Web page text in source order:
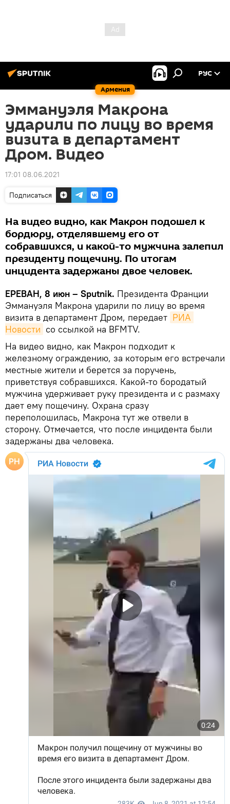
Армения
РУС
Эммануэля Макрона
ударили по лицу во время
визита в департамент
Дром. Видео
17:01 08.06.2021
Подписаться
На видео видно, как Макрон подошел к
бордюру, отделявшему его от
собравшихся, и какой-то мужчина залепил
президенту пощечину. По итогам
инцидента задержаны двое человек.
ЕРЕВАН, 8 июн – Sputnik. Президента Франции
Эммануэля Макрона ударили по лицу во время
визита в департамент Дром, передает РИА
Новости со ссылкой на BFMTV.
На видео видно, как Макрон подходит к
железному ограждению, за которым его встречали
местные жители и берется за поручень,
приветствуя собравшихся. Какой-то бородатый
мужчина удерживает руку президента и с размаху
дает ему пощечину. Охрана сразу
переполошилась, Макрона тут же отвели в
сторону. Отмечается, что после инцидента были
задержаны два человека.